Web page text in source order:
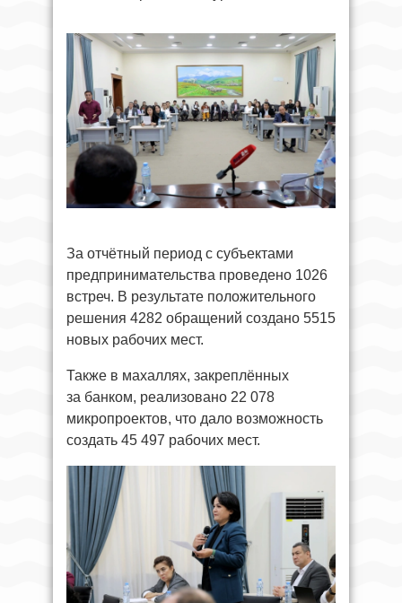
За отчётный период с субъектами
предпринимательства проведено 1026
встреч. В результате положительного
решения 4282 обращений создано 5515
новых рабочих мест.
Также в махаллях, закреплённых
за банком, реализовано 22 078
микропроектов, что дало возможность
создать 45 497 рабочих мест.